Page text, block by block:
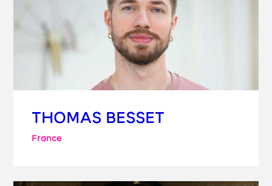
THOMAS BESSET
France